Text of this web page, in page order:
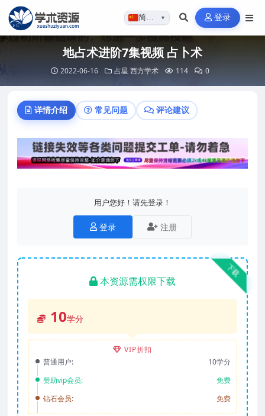
简体…▼ 登录
地占术进阶7集视频 占卜术
2022-06-16 占星 西方学术 114 0
详情介绍 常见问题 评论建议
用户您好！请先登录！
登录 注册
下载
本资源需权限下载
10学分
VIP折扣
普通用户:
10学分
赞助vip会员:
免费
钻石会员:
免费